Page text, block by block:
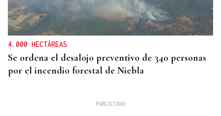
4.000 HECTÁREAS
Se ordena el desalojo preventivo de 340 personas
por el incendio forestal de Niebla